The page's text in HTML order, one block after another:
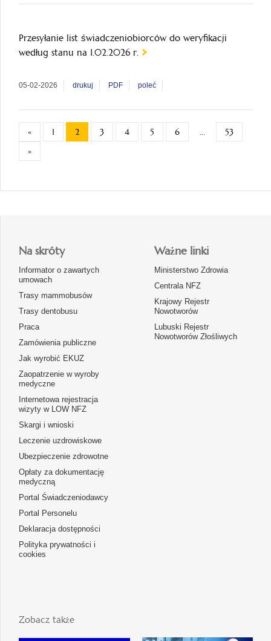
Przesyłanie list świadczeniobiorców do weryfikacji
według stanu na 1.02.2026 r.
05-02-2026 drukuj PDF poleć
« 1 2 3 4 5 6 ...
53
»
Na skróty
Informator o zawartych
umowach
Trasy mammobusów
Trasy dentobusu
Praca
Zamówienia publiczne
Jak wyrobić EKUZ
Zaopatrzenie w wyroby
medyczne
Internetowa rejestracja
wizyty w LOW NFZ
Skargi i wnioski
Leczenie uzdrowiskowe
Ubezpieczenie zdrowotne
Opłaty za dokumentację
medyczną
Portal Świadczeniodawcy
Portal Personelu
Deklaracja dostępności
Polityka prywatności i
cookies
Ważne linki
Ministerstwo Zdrowia
Centrala NFZ
Krajowy Rejestr
Nowotworów
Lubuski Rejestr
Nowotworów Złośliwych
Zobacz także